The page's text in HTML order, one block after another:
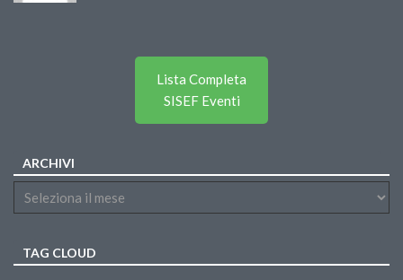
Lista Completa
SISEF Eventi
ARCHIVI
TAG CLOUD